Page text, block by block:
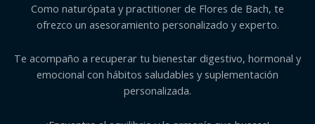
Como naturópata y practitioner de Flores de Bach, te
ofrezco un asesoramiento personalizado y experto.
Te acompaño a recuperar tu bienestar digestivo, hormonal y
emocional con hábitos saludables y suplementación
personalizada.